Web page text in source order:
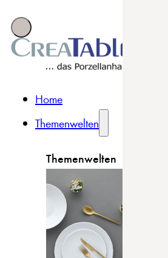
Home
Themenwelten
Themenwelten